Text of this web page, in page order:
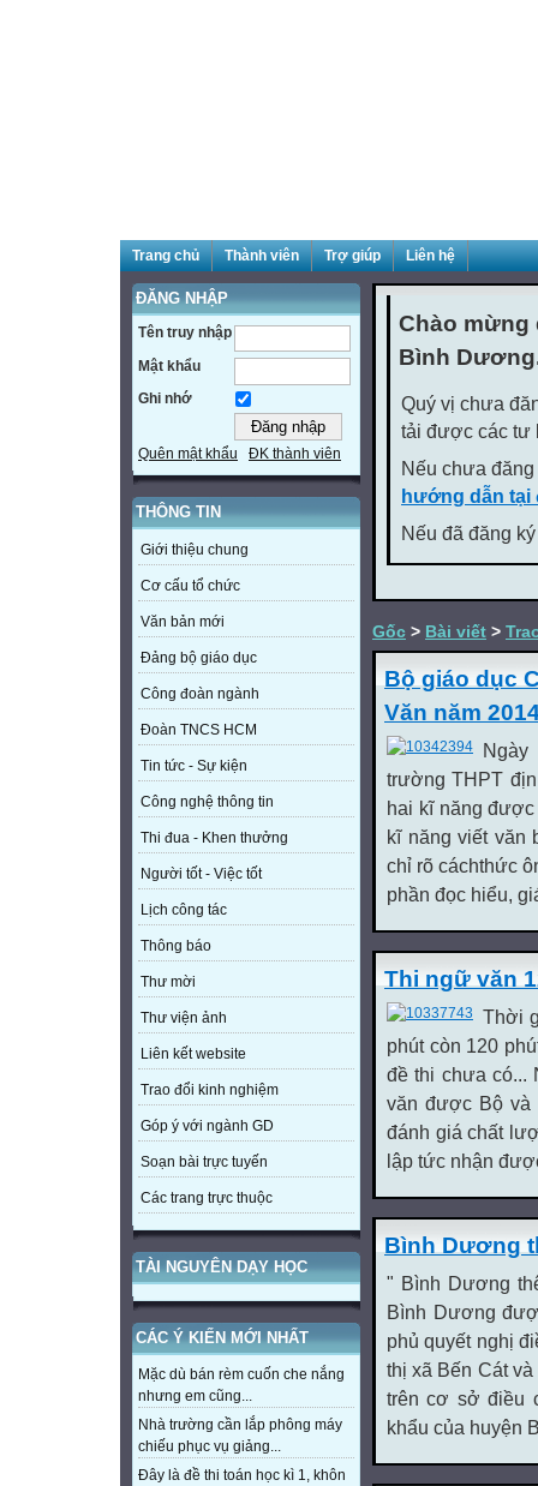
Trang chủ Thành viên Trợ giúp Liên hệ
ĐĂNG NHẬP
Tên truy nhập
Mật khẩu
Ghi nhớ
Quên mật khẩu ĐK thành viên
THÔNG TIN
Giới thiệu chung
Cơ cấu tổ chức
Văn bản mới
Đảng bộ giáo dục
Công đoàn ngành
Đoàn TNCS HCM
Tin tức - Sự kiện
Công nghệ thông tin
Thi đua - Khen thưởng
Người tốt - Việc tốt
Lịch công tác
Thông báo
Thư mời
Thư viện ảnh
Liên kết website
Trao đổi kinh nghiệm
Góp ý với ngành GD
Soạn bài trực tuyến
Các trang trực thuộc
TÀI NGUYÊN DẠY HỌC
CÁC Ý KIẾN MỚI NHẤT
Mặc dù bán rèm cuốn che nắng
nhưng em cũng...
Nhà trường cần lắp phông máy
chiếu phục vụ giảng...
Đây là đề thi toán học kì 1, khôn
Chào mừng
Bình
Quý vị chưa
tải được các tư
Nếu chưa
hướng dẫn tại
Nếu đã đăng
Gốc > Bài viết >
Bộ giáo dục
Văn năm
trường THPT
hai kĩ năng
kĩ năng viết văn
chỉ rõ cáchthức
phần đọc hiểu,
Thi ngữ văn
Thời
phút còn 120
đề thi chưa có...
văn được Bộ và
đánh giá chất
lập tức nhận
Bình Dương
" Bình Dương
Bình Dương
phủ quyết nghị
thị xã Bến Cát
trên cơ sở điều
khẩu của huyện